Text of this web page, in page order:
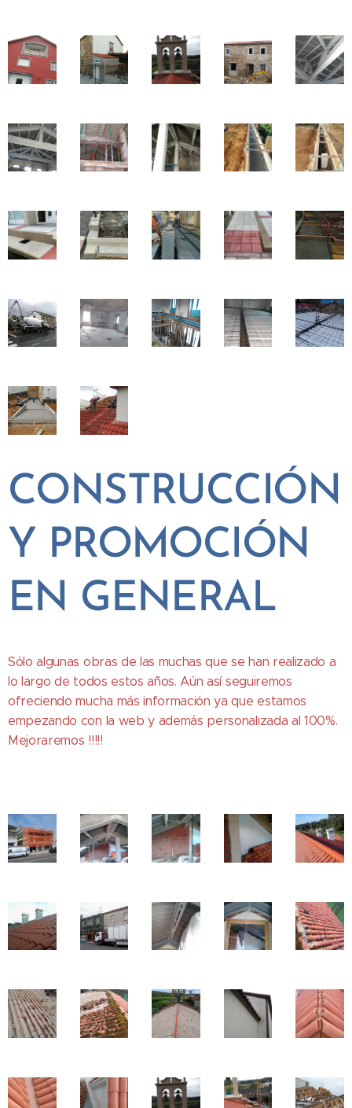
CONSTRUCCIÓN
Y PROMOCIÓN
EN GENERAL
Sólo algunas obras de las muchas que se han realizado a
lo largo de todos estos años. Aún así seguiremos
ofreciendo mucha más información ya que estamos
empezando con la web y además personalizada al 100%.
Mejoraremos !!!!!